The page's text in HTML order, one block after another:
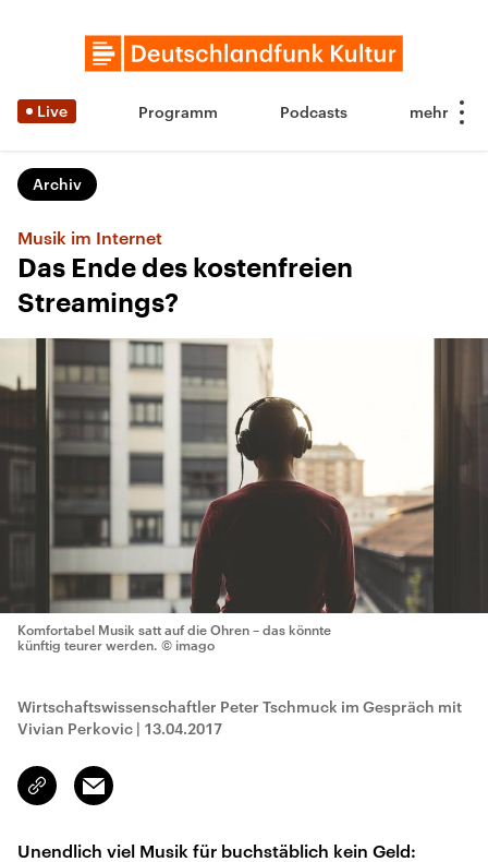
Live Programm Podcasts
Archiv
Musik im Internet
Das Ende des kostenfreien
Streamings?
Komfortabel Musik satt auf die Ohren – das könnte
künftig teurer werden. © imago
Wirtschaftswissenschaftler Peter Tschmuck im Gespräch mit
Vivian Perkovic | 13.04.2017
Link
kopieren/teilen
Email
Unendlich viel Musik für buchstäblich kein Geld: